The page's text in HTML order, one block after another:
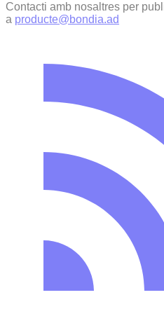
Contacti amb nosaltres per
a producte@bondia.ad